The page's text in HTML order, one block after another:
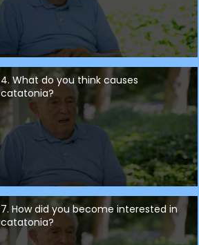
4. What do you think causes
catatonia?
7. How did you become interested in
catatonia?